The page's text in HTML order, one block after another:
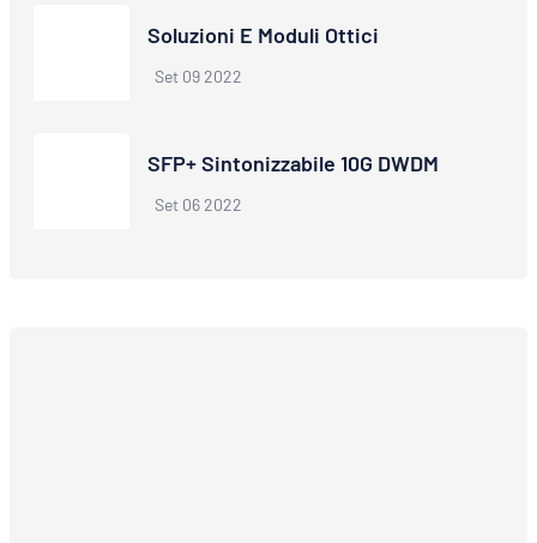
Soluzioni E Moduli Ottici
Set 09 2022
SFP+ Sintonizzabile 10G DWDM
Set 06 2022